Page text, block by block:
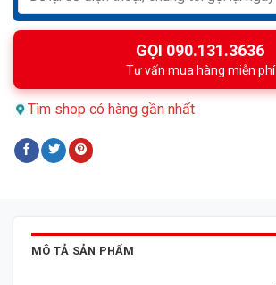
GỌI 090.131.3636
Tư vấn mua hàng miễn phí
Tìm shop có hàng gần nhất
MÔ TẢ SẢN PHẨM